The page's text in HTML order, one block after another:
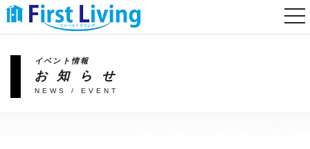
イベント情報
お知らせ
NEWS / EVENT